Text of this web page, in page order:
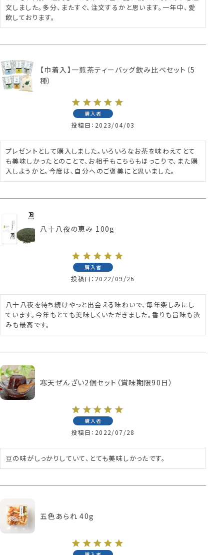
文しました。多分、またすぐ、注文するかと思います。一年中、愛
飲しております。
【巾着入】一煎茶ティーバッグ飲み比べセット（5
種）
購入者
投稿日 2023/04/03
プレゼントとして購入しました。いろいろなお茶を味わえてとて
も美味しかったとのことで、お相手もこちらもほっこりで、また購
入しようかと。今度は、自分へのご褒美にと思いました。
八十八夜の恵み 100g
購入者
投稿日 2022/09/26
八十八夜を待ち続けやっと出会える味わいで、毎年楽しみにし
ています。今年もとても美味しくいただきました。香りも旨味も渋
みも最高です。
寒天ぜんざい2個セット（賞味期限90日）
購入者
投稿日 2022/07/28
豆の味がしっかりしていて、とても美味しかったです。
五色あられ 40g